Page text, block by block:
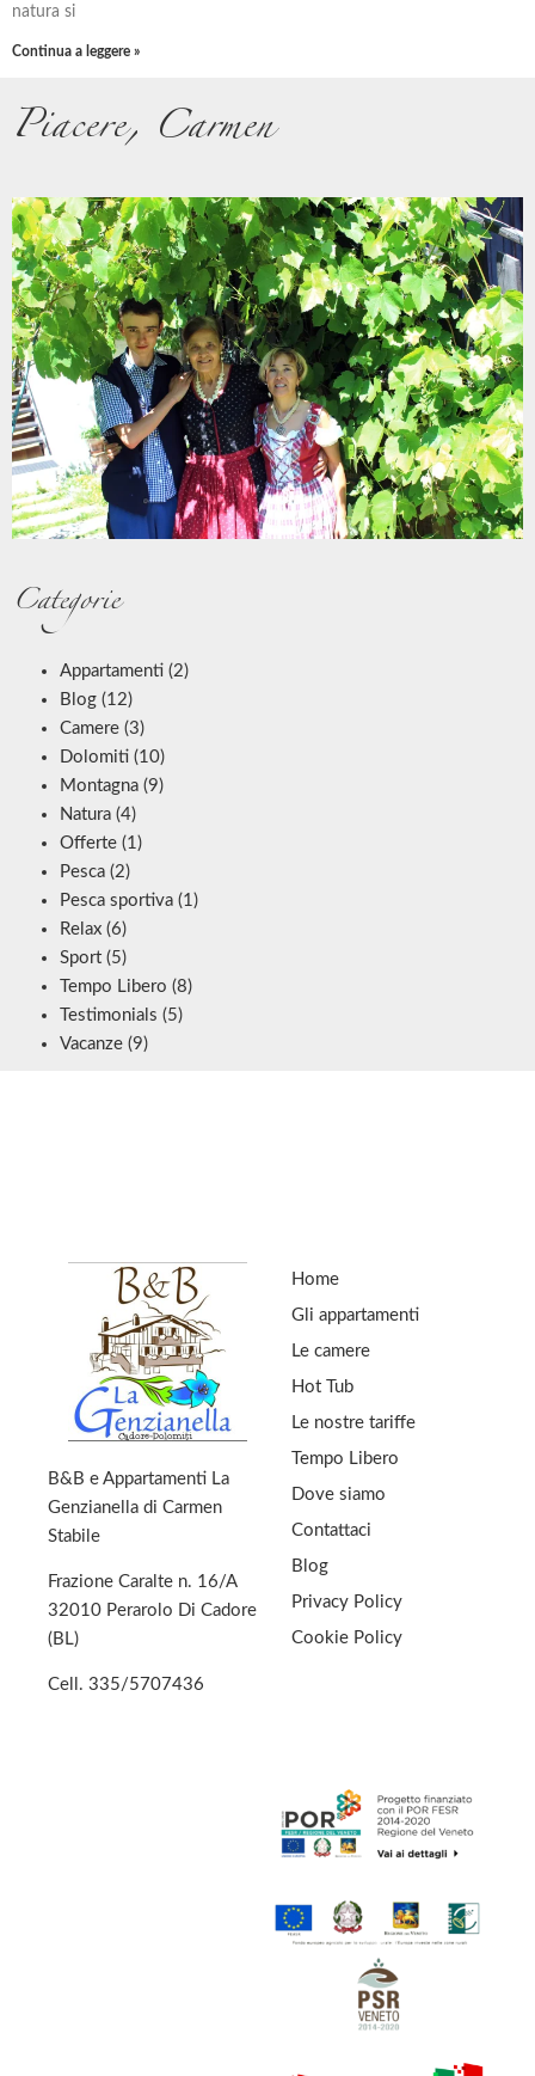
natura si
Continua a leggere »
Piacere, Carmen
Categorie
Appartamenti (2)
Blog (12)
Camere (3)
Dolomiti (10)
Montagna (9)
Natura (4)
Offerte (1)
Pesca (2)
Pesca sportiva (1)
Relax (6)
Sport (5)
Tempo Libero (8)
Testimonials (5)
Vacanze (9)
B&B e Appartamenti La
Genzianella di Carmen
Stabile
Frazione Caralte n. 16/A
32010 Perarolo Di Cadore
(BL)
Cell. 335/5707436
Home
Gli appartamenti
Le camere
Hot Tub
Le nostre tariffe
Tempo Libero
Dove siamo
Contattaci
Blog
Privacy Policy
Cookie Policy